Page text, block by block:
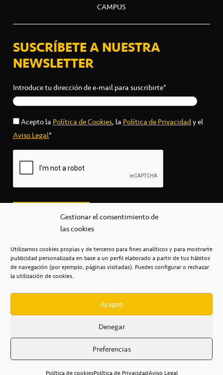
Gestionar el consentimiento de
las cookies
Utilizamos cookies propias y de terceros para fines analíticos y para mostrarte
publicidad personalizada en base a un perfil elaborado a partir de tus hábitos
de navegación (por ejemplo, páginas visitadas). Puedes configurar o rechazar
la utilización de cookies.
Acepto
Denegar
Preferencias
Política de cookiesPolítica de PrivacidadAviso Legal
CAMPUS
SUSCRÍBETE A NUESTRA
NEWSLETTER
Introduce tu dirección de e-mail para suscribirte*
Acepto laPolítica de Cookies, laPolítica de Privacidady el
Aviso Legal*
secretaria@cbcanarias.es
+34 922 253 684
Casa del Deporte / 38108 – La Laguna
POLÍTICA DE PRIVACIDAD / POLÍTICA DE COOKIES /
AVISO LEGAL / CONDICIONES